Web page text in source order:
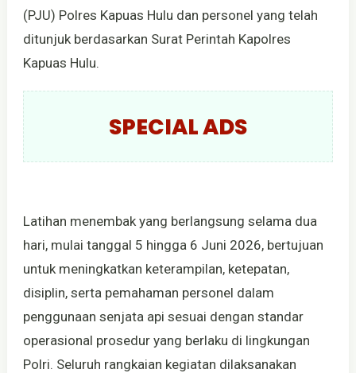
(PJU) Polres Kapuas Hulu dan personel yang telah
ditunjuk berdasarkan Surat Perintah Kapolres
Kapuas Hulu.
SPECIAL ADS
Latihan menembak yang berlangsung selama dua
hari, mulai tanggal 5 hingga 6 Juni 2026, bertujuan
untuk meningkatkan keterampilan, ketepatan,
disiplin, serta pemahaman personel dalam
penggunaan senjata api sesuai dengan standar
operasional prosedur yang berlaku di lingkungan
Polri. Seluruh rangkaian kegiatan dilaksanakan